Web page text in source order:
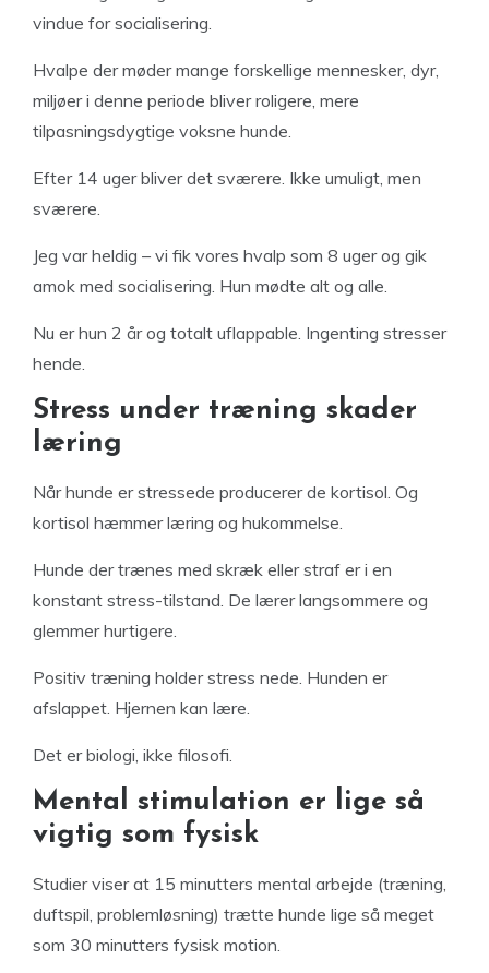
vindue for socialisering.
Hvalpe der møder mange forskellige mennesker, dyr,
miljøer i denne periode bliver roligere, mere
tilpasningsdygtige voksne hunde.
Efter 14 uger bliver det sværere. Ikke umuligt, men
sværere.
Jeg var heldig – vi fik vores hvalp som 8 uger og gik
amok med socialisering. Hun mødte alt og alle.
Nu er hun 2 år og totalt uflappable. Ingenting stresser
hende.
Stress under træning skader
læring
Når hunde er stressede producerer de kortisol. Og
kortisol hæmmer læring og hukommelse.
Hunde der trænes med skræk eller straf er i en
konstant stress-tilstand. De lærer langsommere og
glemmer hurtigere.
Positiv træning holder stress nede. Hunden er
afslappet. Hjernen kan lære.
Det er biologi, ikke filosofi.
Mental stimulation er lige så
vigtig som fysisk
Studier viser at 15 minutters mental arbejde (træning,
duftspil, problemløsning) trætte hunde lige så meget
som 30 minutters fysisk motion.